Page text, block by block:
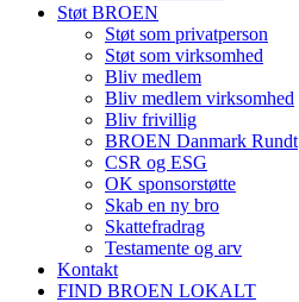
Støt BROEN
Støt som privatperson
Støt som virksomhed
Bliv medlem
Bliv medlem virksomhed
Bliv frivillig
BROEN Danmark Rundt
CSR og ESG
OK sponsorstøtte
Skab en ny bro
Skattefradrag
Testamente og arv
Kontakt
FIND BROEN LOKALT